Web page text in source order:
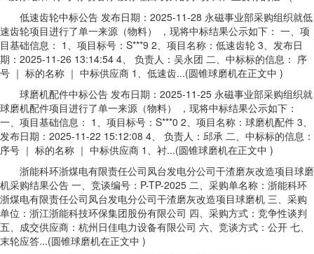
低速齿轮中标公告 发布日期：2025-11-28 永磁事业部采购组织就低
速齿轮项目进行了单一来源（物料） ，现将中标结果公示如下： 一、项
目基础信息： 1、项目标号：S***9 2、项目名称：低速齿轮 3、发布日
期：2025-11-26 13:14:54 4、 负责人：吴永团 二、中标标的信息： 序
号 ｜ 标的名称 ｜ 中标供应商 1、低速齿...(圆锥球磨机在正文中 )
球磨机配件中标公告 发布日期：2025-11-25 永磁事业部采购组织就
球磨机配件项目进行了单一来源（物料） ，现将中标结果公示如下：
一、项目基础信息： 1、项目标号：S***0 2、项目名称：球磨机配件 3、
发布日期：2025-11-22 15:12:08 4、 负责人：邱承 二、中标标的信息：
序号 ｜ 标的名称 ｜ 中标供应商 1、衬...(圆锥球磨机在正文中 )
浙能科环浙煤电有限责任公司凤台发电分公司干渣磨灰改造项目球磨
机采购结果公告 一、竞谈编号：P-TP-2025 二、采购单名称：浙能科环
浙煤电有限责任公司凤台发电分公司干渣磨灰改造项目球磨机 三、采购
单位：浙江浙能科技环保集团股份有限公司 四、采购方式：竞争性谈判
五、成交供应商：杭州日佳电力设备有限公司 六、竞谈方式：公开 七、
末轮应答...(圆锥球磨机在正文中 )